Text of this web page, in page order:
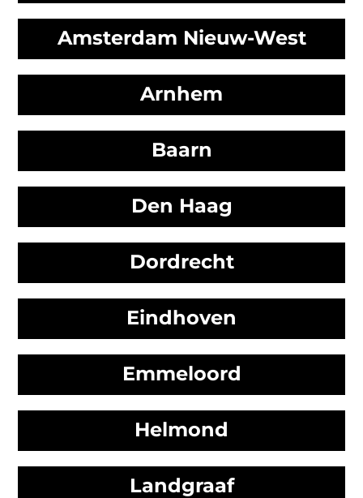
Amsterdam Nieuw-West
Arnhem
Baarn
Den Haag
Dordrecht
Eindhoven
Emmeloord
Helmond
Landgraaf